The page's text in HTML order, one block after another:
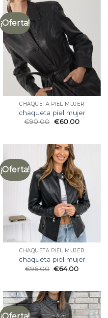
¡Oferta!
CHAQUETA PIEL MUJER
chaqueta piel mujer
€90.00 €60.00
¡Oferta!
CHAQUETA PIEL MUJER
chaqueta piel mujer
€96.00 €64.00